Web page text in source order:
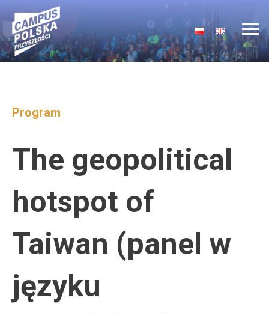
Main Navigation
Program
The geopolitical
hotspot of
Taiwan (panel w
języku